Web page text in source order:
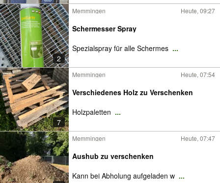
2
Memmingen Heute, 09:27
Schermesser Spray
Spezialspray für alle Schermes ...
7
Memmingen Heute, 07:54
Verschiedenes Holz zu Verschenken
Holzpaletten ...
Memmingen Heute, 07:47
Aushub zu verschenken
Kann bei Abholung aufgeladen w ...